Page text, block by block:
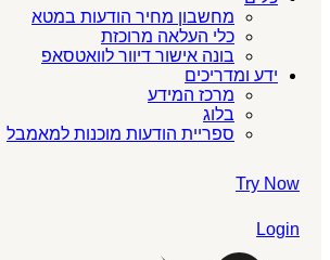
מחשבון מחיר הודעות במטא
כלי העלאה מרוכזת
בונה אישור דיוור לוואטסאפ
ידע ומדריכים
מרכז המידע
בלוג
ספריית הודעות מוכנות למאמבל
Try Now
Login